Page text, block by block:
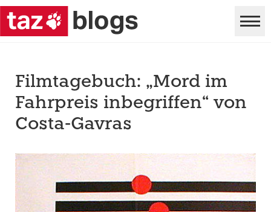
Filmtagebuch: „Mord im
Fahrpreis inbegriffen“ von
Costa-Gavras